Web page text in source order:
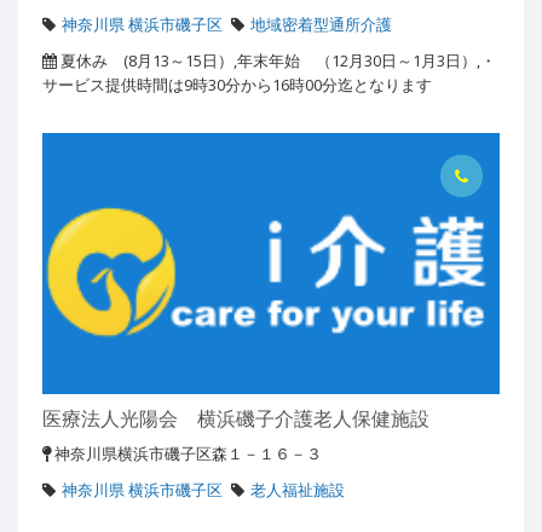
神奈川県 横浜市磯子区
地域密着型通所介護
夏休み (8月13～15日）,年末年始 （12月30日～1月3日）,・
サービス提供時間は9時30分から16時00分迄となります
医療法人光陽会 横浜磯子介護老人保健施設
神奈川県横浜市磯子区森１－１６－３
神奈川県 横浜市磯子区
老人福祉施設